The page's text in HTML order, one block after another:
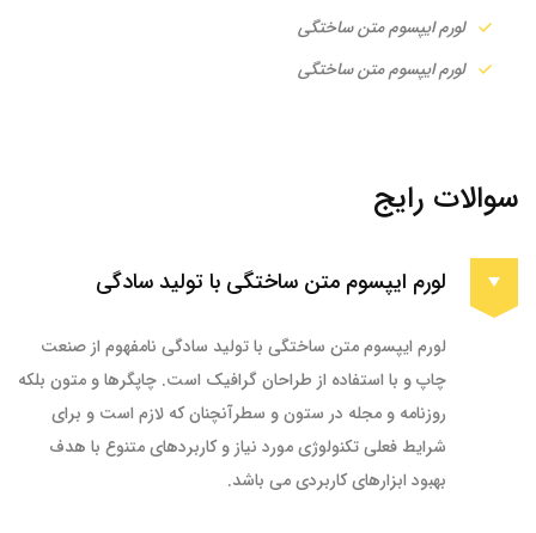
لورم ایپسوم متن ساختگی
لورم ایپسوم متن ساختگی
سوالات رایج
لورم ایپسوم متن ساختگی با تولید سادگی
لورم ایپسوم متن ساختگی با تولید سادگی نامفهوم از صنعت
چاپ و با استفاده از طراحان گرافیک است. چاپگرها و متون بلکه
روزنامه و مجله در ستون و سطرآنچنان که لازم است و برای
شرایط فعلی تکنولوژی مورد نیاز و کاربردهای متنوع با هدف
بهبود ابزارهای کاربردی می باشد.